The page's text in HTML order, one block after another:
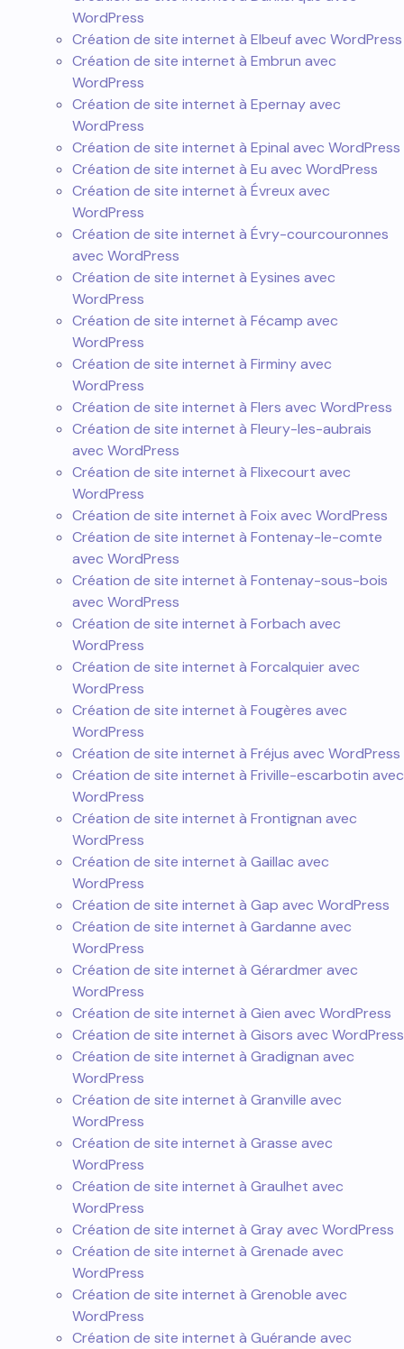
WordPress
Création de site internet à Elbeuf avec WordPress
Création de site internet à Embrun avec
WordPress
Création de site internet à Epernay avec
WordPress
Création de site internet à Epinal avec WordPress
Création de site internet à Eu avec WordPress
Création de site internet à Évreux avec
WordPress
Création de site internet à Évry-courcouronnes
avec WordPress
Création de site internet à Eysines avec
WordPress
Création de site internet à Fécamp avec
WordPress
Création de site internet à Firminy avec
WordPress
Création de site internet à Flers avec WordPress
Création de site internet à Fleury-les-aubrais
avec WordPress
Création de site internet à Flixecourt avec
WordPress
Création de site internet à Foix avec WordPress
Création de site internet à Fontenay-le-comte
avec WordPress
Création de site internet à Fontenay-sous-bois
avec WordPress
Création de site internet à Forbach avec
WordPress
Création de site internet à Forcalquier avec
WordPress
Création de site internet à Fougères avec
WordPress
Création de site internet à Fréjus avec WordPress
Création de site internet à Friville-escarbotin avec
WordPress
Création de site internet à Frontignan avec
WordPress
Création de site internet à Gaillac avec
WordPress
Création de site internet à Gap avec WordPress
Création de site internet à Gardanne avec
WordPress
Création de site internet à Gérardmer avec
WordPress
Création de site internet à Gien avec WordPress
Création de site internet à Gisors avec WordPress
Création de site internet à Gradignan avec
WordPress
Création de site internet à Granville avec
WordPress
Création de site internet à Grasse avec
WordPress
Création de site internet à Graulhet avec
WordPress
Création de site internet à Gray avec WordPress
Création de site internet à Grenade avec
WordPress
Création de site internet à Grenoble avec
WordPress
Création de site internet à Guérande avec